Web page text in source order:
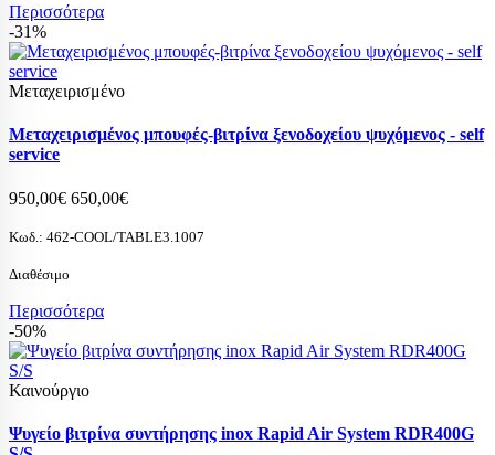
Περισσότερα
-31%
Μεταχειρισμένο
Μεταχειρισμένος μπουφές-βιτρίνα ξενοδοχείου ψυχόμενος - self
service
950,00€ 650,00€
Κωδ.: 462-COOL/TABLE3.1007
Διαθέσιμο
Περισσότερα
-50%
Καινούργιο
Ψυγείο βιτρίνα συντήρησης inox Rapid Air System RDR400G